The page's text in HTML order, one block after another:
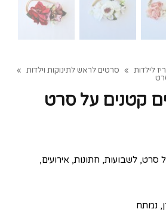
לילדות » סרטים לראש לתינוקות וילדות »
קטנים על סרט
סרט, לשבועות, חתונות, אירועים,